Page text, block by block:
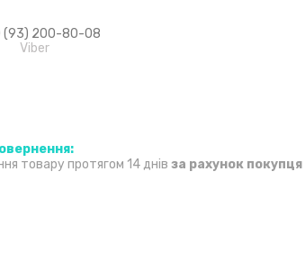
(93) 200-80-08
Viber
товару протягом 14 днів за рахунок покупця